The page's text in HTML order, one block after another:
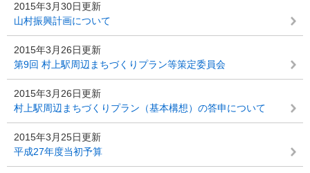
2015年3月30日更新
山村振興計画について
2015年3月26日更新
第9回 村上駅周辺まちづくりプラン等策定委員会
2015年3月26日更新
村上駅周辺まちづくりプラン（基本構想）の答申について
2015年3月25日更新
平成27年度当初予算